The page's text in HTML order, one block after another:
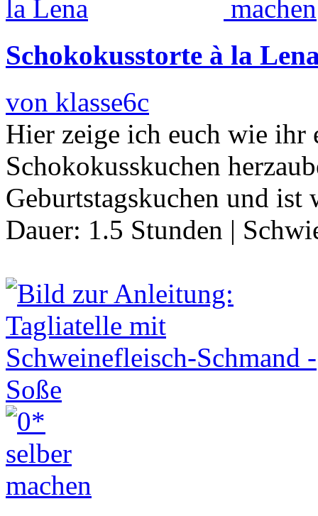
Schokokusstorte à la
von klasse6c
Hier zeige ich euch wie ihr
Schokokusskuchen
Geburtstagskuchen und
Dauer: 1.5 Stunden |